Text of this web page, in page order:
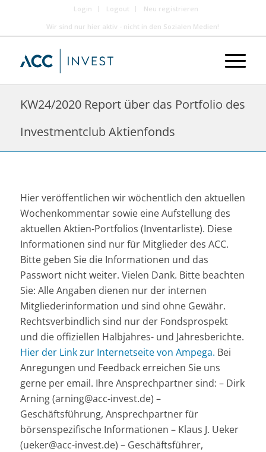
Login Logout
Neu registrieren
Wir sind nur hier aktiv - nicht in den Sozialen Medien!
KW24/2020 Report über das Portfolio des
Investmentclub Aktienfonds
Hier veröffentlichen wir wöchentlich den aktuellen
Wochenkommentar sowie eine Aufstellung des
aktuellen Aktien-Portfolios (Inventarliste). Diese
Informationen sind nur für Mitglieder des ACC.
Bitte geben Sie die Informationen und das
Passwort nicht weiter. Vielen Dank. Bitte beachten
Sie: Alle Angaben dienen nur der internen
Mitgliederinformation und sind ohne Gewähr.
Rechtsverbindlich sind nur der Fondsprospekt
und die offiziellen Halbjahres- und Jahresberichte.
Hier der Link zur Internetseite von Ampega. Bei
Anregungen und Feedback erreichen Sie uns
gerne per email. Ihre Ansprechpartner sind: – Dirk
Arning (arning@acc-invest.de) –
Geschäftsführung, Ansprechpartner für
börsenspezifische Informationen – Klaus J. Ueker
(ueker@acc-invest.de) – Geschäftsführer,